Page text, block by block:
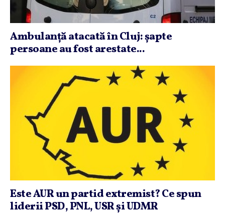
Ambulanţă atacată în Cluj: şapte
persoane au fost arestate...
Este AUR un partid extremist? Ce spun
liderii PSD, PNL, USR şi UDMR